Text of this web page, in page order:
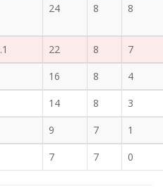
24 8 8
22 8
7
16 8
4
14 8
3
9 7
1
7 7 0